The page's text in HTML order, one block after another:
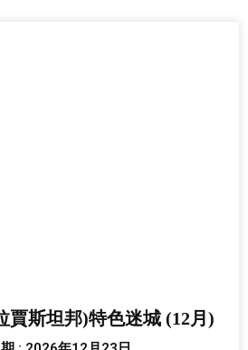
賈斯坦邦)特色迷城 (12月)